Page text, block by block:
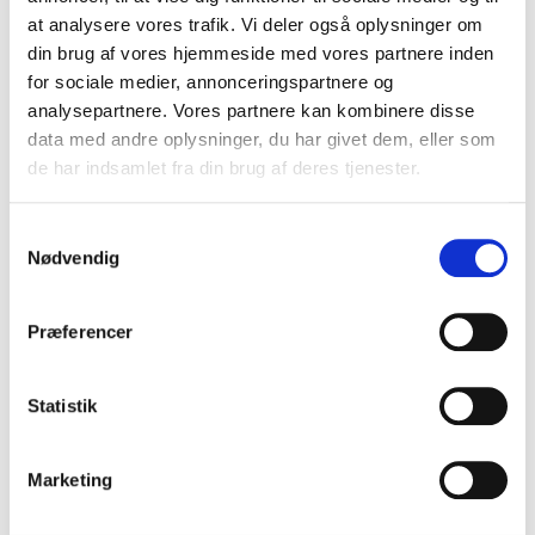
at analysere vores trafik. Vi deler også oplysninger om
din brug af vores hjemmeside med vores partnere inden
for sociale medier, annonceringspartnere og
analysepartnere. Vores partnere kan kombinere disse
data med andre oplysninger, du har givet dem, eller som
de har indsamlet fra din brug af deres tjenester.
Nødvendig
Præferencer
Statistik
Marketing
VIS PRODUKT